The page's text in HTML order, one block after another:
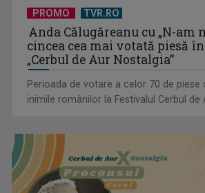
PROMO TVR.RO
Anda Călugăreanu cu „N-am
cincea cea mai votată piesă
„Cerbul de Aur Nostalgia”
Perioada de votare a celor 70 de piese
inimile românilor la Festivalul Cerbul de